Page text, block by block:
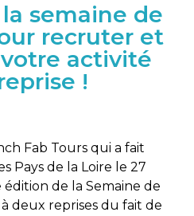
semaine de
recruter et
activité
!
Fab Tours qui a fait
Pays de la Loire le 27
de la Semaine de
à deux reprises du fait de